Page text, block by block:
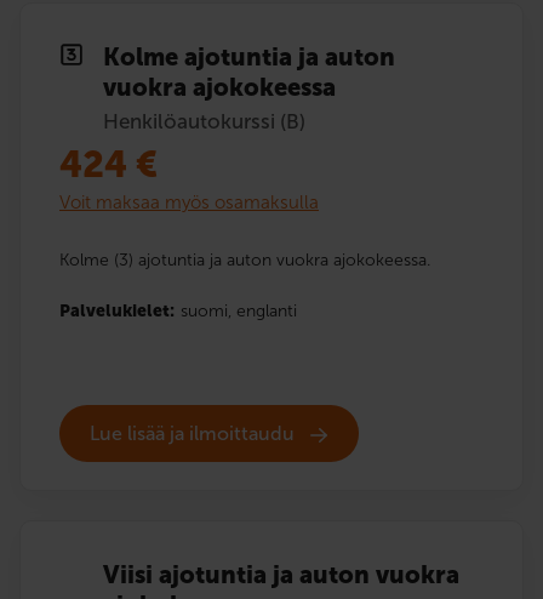
Kolme ajotuntia ja auton
vuokra ajokokeessa
Henkilöautokurssi (B)
424 €
Voit maksaa myös osamaksulla
Kolme (3) ajotuntia ja auton vuokra ajokokeessa.
Palvelukielet: suomi, englanti
Lue lisää ja ilmoittaudu
Viisi ajotuntia ja auton vuokra